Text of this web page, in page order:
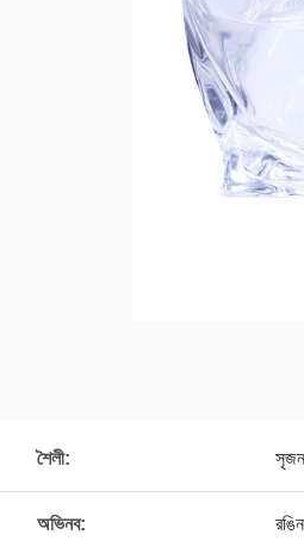
শৈলী:
অভিনব: রঙিন